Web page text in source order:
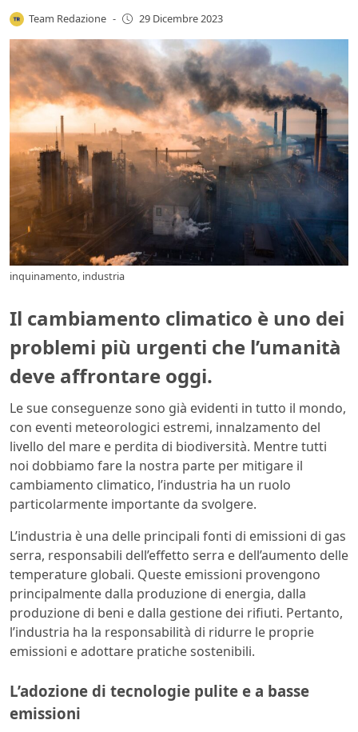
Team Redazione - 29 Dicembre 2023
inquinamento, industria
Il cambiamento climatico è uno dei
problemi più urgenti che l’umanità
deve affrontare oggi.
Le sue conseguenze sono già evidenti in tutto il mondo,
con eventi meteorologici estremi, innalzamento del
livello del mare e perdita di biodiversità. Mentre tutti
noi dobbiamo fare la nostra parte per mitigare il
cambiamento climatico, l’industria ha un ruolo
particolarmente importante da svolgere.
L’industria è una delle principali fonti di emissioni di gas
serra, responsabili dell’effetto serra e dell’aumento delle
temperature globali. Queste emissioni provengono
principalmente dalla produzione di energia, dalla
produzione di beni e dalla gestione dei rifiuti. Pertanto,
l’industria ha la responsabilità di ridurre le proprie
emissioni e adottare pratiche sostenibili.
L’adozione di tecnologie pulite e a basse
emissioni